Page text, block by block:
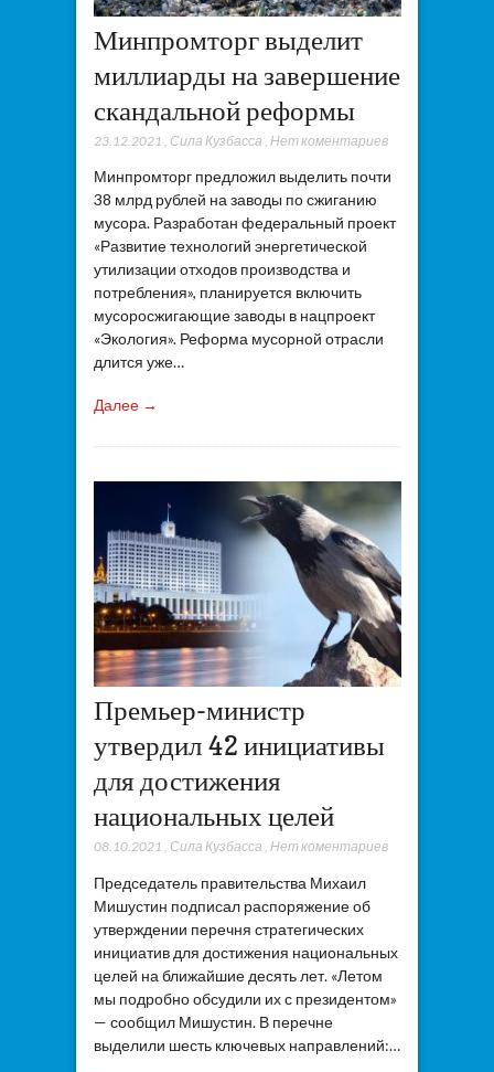
Минпромторг выделит
миллиарды на завершение
скандальной реформы
23.12.2021 Сила Кузбасса Нет коментариев
Минпромторг предложил выделить почти
38 млрд рублей на заводы по сжиганию
мусора. Разработан федеральный проект
«Развитие технологий энергетической
утилизации отходов производства и
потребления», планируется включить
мусоросжигающие заводы в нацпроект
«Экология». Реформа мусорной отрасли
длится уже…
Далее →
Премьер-министр
утвердил 42 инициативы
для достижения
национальных целей
08.10.2021 , Сила Кузбасса , Нет коментариев
Председатель правительства Михаил
Мишустин подписал распоряжение об
утверждении перечня стратегических
инициатив для достижения национальных
целей на ближайшие десять лет. «Летом
мы подробно обсудили их с президентом»
— сообщил Мишустин. В перечне
выделили шесть ключевых направлений:…